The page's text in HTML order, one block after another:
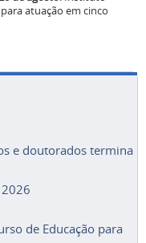
atuação em cinco
e doutorados termina
de Educação para